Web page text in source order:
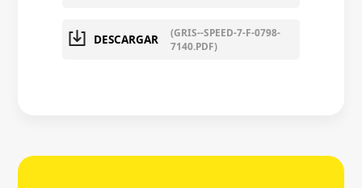
DESCARGAR
(GRIS--SPEED-7-F-0798-
7140.PDF)